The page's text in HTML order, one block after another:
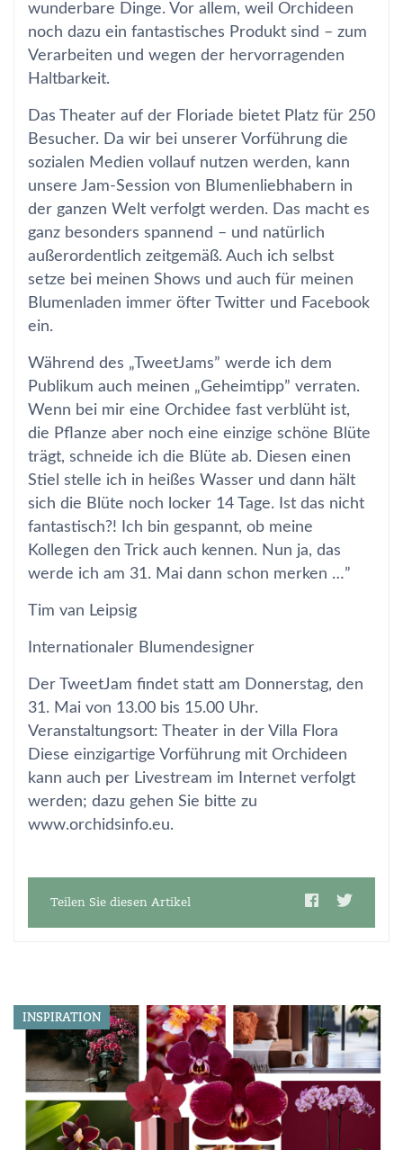
wunderbare Dinge. Vor allem, weil Orchideen
noch dazu ein fantastisches Produkt sind – zum
Verarbeiten und wegen der hervorragenden
Haltbarkeit.
Das Theater auf der Floriade bietet Platz für 250
Besucher. Da wir bei unserer Vorführung die
sozialen Medien vollauf nutzen werden, kann
unsere Jam-Session von Blumenliebhabern in
der ganzen Welt verfolgt werden. Das macht es
ganz besonders spannend – und natürlich
außerordentlich zeitgemäß. Auch ich selbst
setze bei meinen Shows und auch für meinen
Blumenladen immer öfter Twitter und Facebook
ein.
Während des „TweetJams” werde ich dem
Publikum auch meinen „Geheimtipp” verraten.
Wenn bei mir eine Orchidee fast verblüht ist,
die Pflanze aber noch eine einzige schöne Blüte
trägt, schneide ich die Blüte ab. Diesen einen
Stiel stelle ich in heißes Wasser und dann hält
sich die Blüte noch locker 14 Tage. Ist das nicht
fantastisch?! Ich bin gespannt, ob meine
Kollegen den Trick auch kennen. Nun ja, das
werde ich am 31. Mai dann schon merken …”
Tim van Leipsig
Internationaler Blumendesigner
Der TweetJam findet statt am Donnerstag, den
31. Mai von 13.00 bis 15.00 Uhr.
Veranstaltungsort: Theater in der Villa Flora
Diese einzigartige Vorführung mit Orchideen
kann auch per Livestream im Internet verfolgt
werden; dazu gehen Sie bitte zu
www.orchidsinfo.eu.
Teilen Sie diesen Artikel
INSPIRATION